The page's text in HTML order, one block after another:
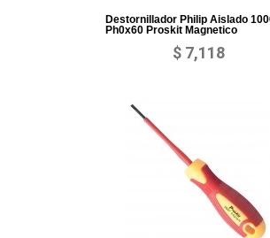
Destornillador Philip Aislado
Ph0x60 Proskit Magnetico
$ 7,118